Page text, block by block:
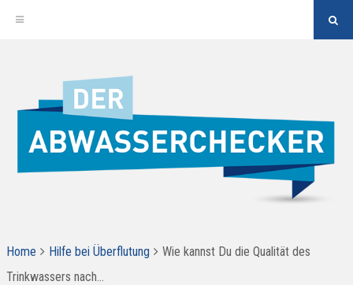
Inhalt
springen
Home Hilfe bei Überflutung
Wie kannst Du die Qualität des
Trinkwassers nach…